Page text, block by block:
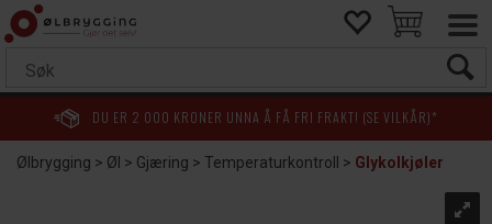
DU ER 2 000 KRONER UNNA Å FÅ FRI FRAKT! (SE VILKÅR)*
Ølbrygging>Øl >Gjæring>Temperaturkontroll >Glykolkjøler